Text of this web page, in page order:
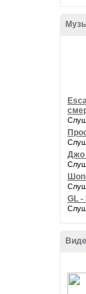
Джо
GL -